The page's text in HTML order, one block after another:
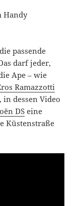
Handy
passende
darf jeder,
Ape – wie
Ramazzotti
in dessen Video
DS eine
Küstenstraße